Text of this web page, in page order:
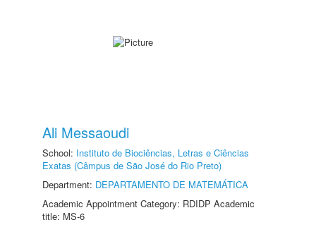
Ali Messaoudi
School: Instituto de Biociências, Letras e Ciências
Exatas (Câmpus de São José do Rio Preto)
Department: DEPARTAMENTO DE MATEMÁTICA
Academic Appointment Category: RDIDP Academic
title: MS-6